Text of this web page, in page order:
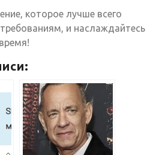
которое лучше всего
и наслаждайтесь